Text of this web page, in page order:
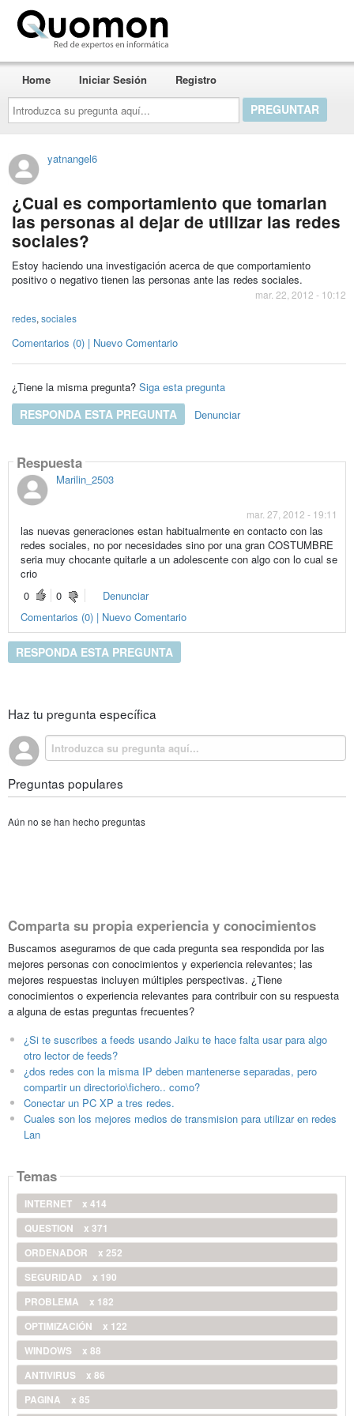
Introduzca
su
pregunta
aquí...
Home Iniciar Sesión Registro
yatnangel6
¿Cual es comportamiento que tomarian
las personas al dejar de utilizar las redes
sociales?
Estoy haciendo una investigación acerca de que comportamiento
positivo o negativo tienen las personas ante las redes sociales.
mar. 22, 2012 - 10:12
redes, sociales
Comentarios (0) | Nuevo Comentario
¿Tiene la misma pregunta? Siga esta pregunta
RESPONDA ESTA PREGUNTA Denunciar
Respuesta
Marilin_2503
mar. 27, 2012 - 19:11
las nuevas generaciones estan habitualmente en contacto con las
redes sociales, no por necesidades sino por una gran COSTUMBRE
seria muy chocante quitarle a un adolescente con algo con lo cual se
crio
0
0
Denunciar
Comentarios (0) | Nuevo Comentario
RESPONDA ESTA PREGUNTA
Haz tu pregunta específica
Preguntas populares
Aún no se han hecho preguntas
Comparta su propia experiencia y conocimientos
Buscamos asegurarnos de que cada pregunta sea respondida por las
mejores personas con conocimientos y experiencia relevantes; las
mejores respuestas incluyen múltiples perspectivas. ¿Tiene
conocimientos o experiencia relevantes para contribuir con su respuesta
a alguna de estas preguntas frecuentes?
¿Si te suscribes a feeds usando Jaiku te hace falta usar para algo
otro lector de feeds?
¿dos redes con la misma IP deben mantenerse separadas, pero
compartir un directorio\fichero.. como?
Conectar un PC XP a tres redes.
Cuales son los mejores medios de transmision para utilizar en redes
Lan
Temas
INTERNET
x 414
QUESTION
x 371
ORDENADOR
x 252
SEGURIDAD
x 190
PROBLEMA
x 182
OPTIMIZACIÓN
x 122
WINDOWS
x 88
ANTIVIRUS
x 86
PAGINA
x 85